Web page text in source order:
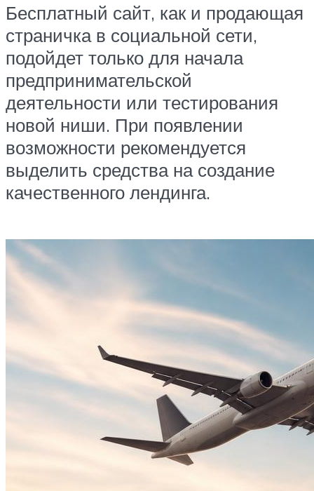
Бесплатный сайт, как и продающая
страничка в социальной сети,
подойдет только для начала
предпринимательской
деятельности или тестирования
новой ниши. При появлении
возможности рекомендуется
выделить средства на создание
качественного лендинга.